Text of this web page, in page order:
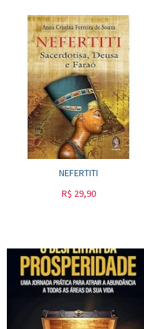
NEFERTITI
R$ 29,90